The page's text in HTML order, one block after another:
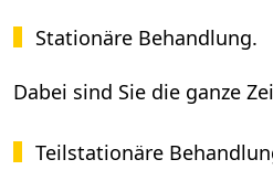
Stationäre Behandlung.
Dabei sind Sie die ganze
Teilstationäre